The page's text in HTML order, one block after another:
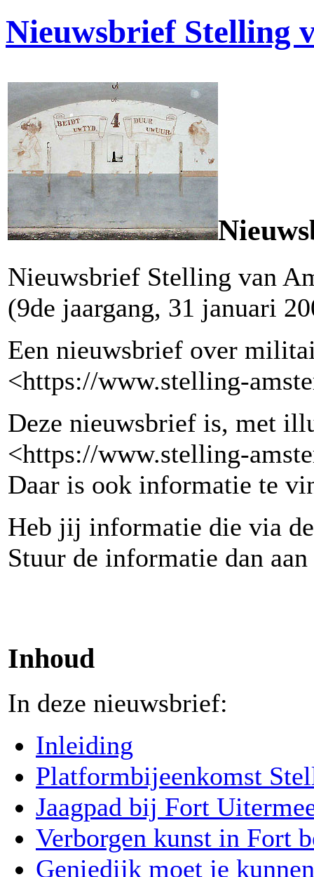
Nieuwsbrief Stelling
Nieuwsbrief Stelling van
(9de jaargang, 31 januari
Een nieuwsbrief over
<https://www.stelling-
Deze nieuwsbrief is, met
<https://www.stelling-
Daar is ook informatie te
Heb jij informatie die via
Stuur de informatie dan
Inhoud
In deze nieuwsbrief:
Inleiding
Platformbijeenkomst
Jaagpad bij Fort
Verborgen kunst in Fort
Geniedijk moet je